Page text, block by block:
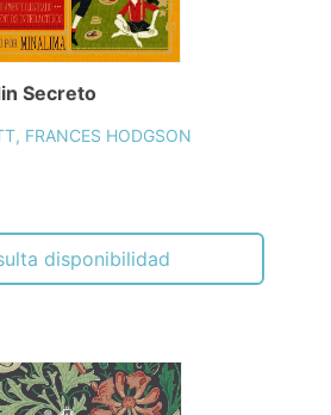
Secreto
FRANCES HODGSON
disponibilidad